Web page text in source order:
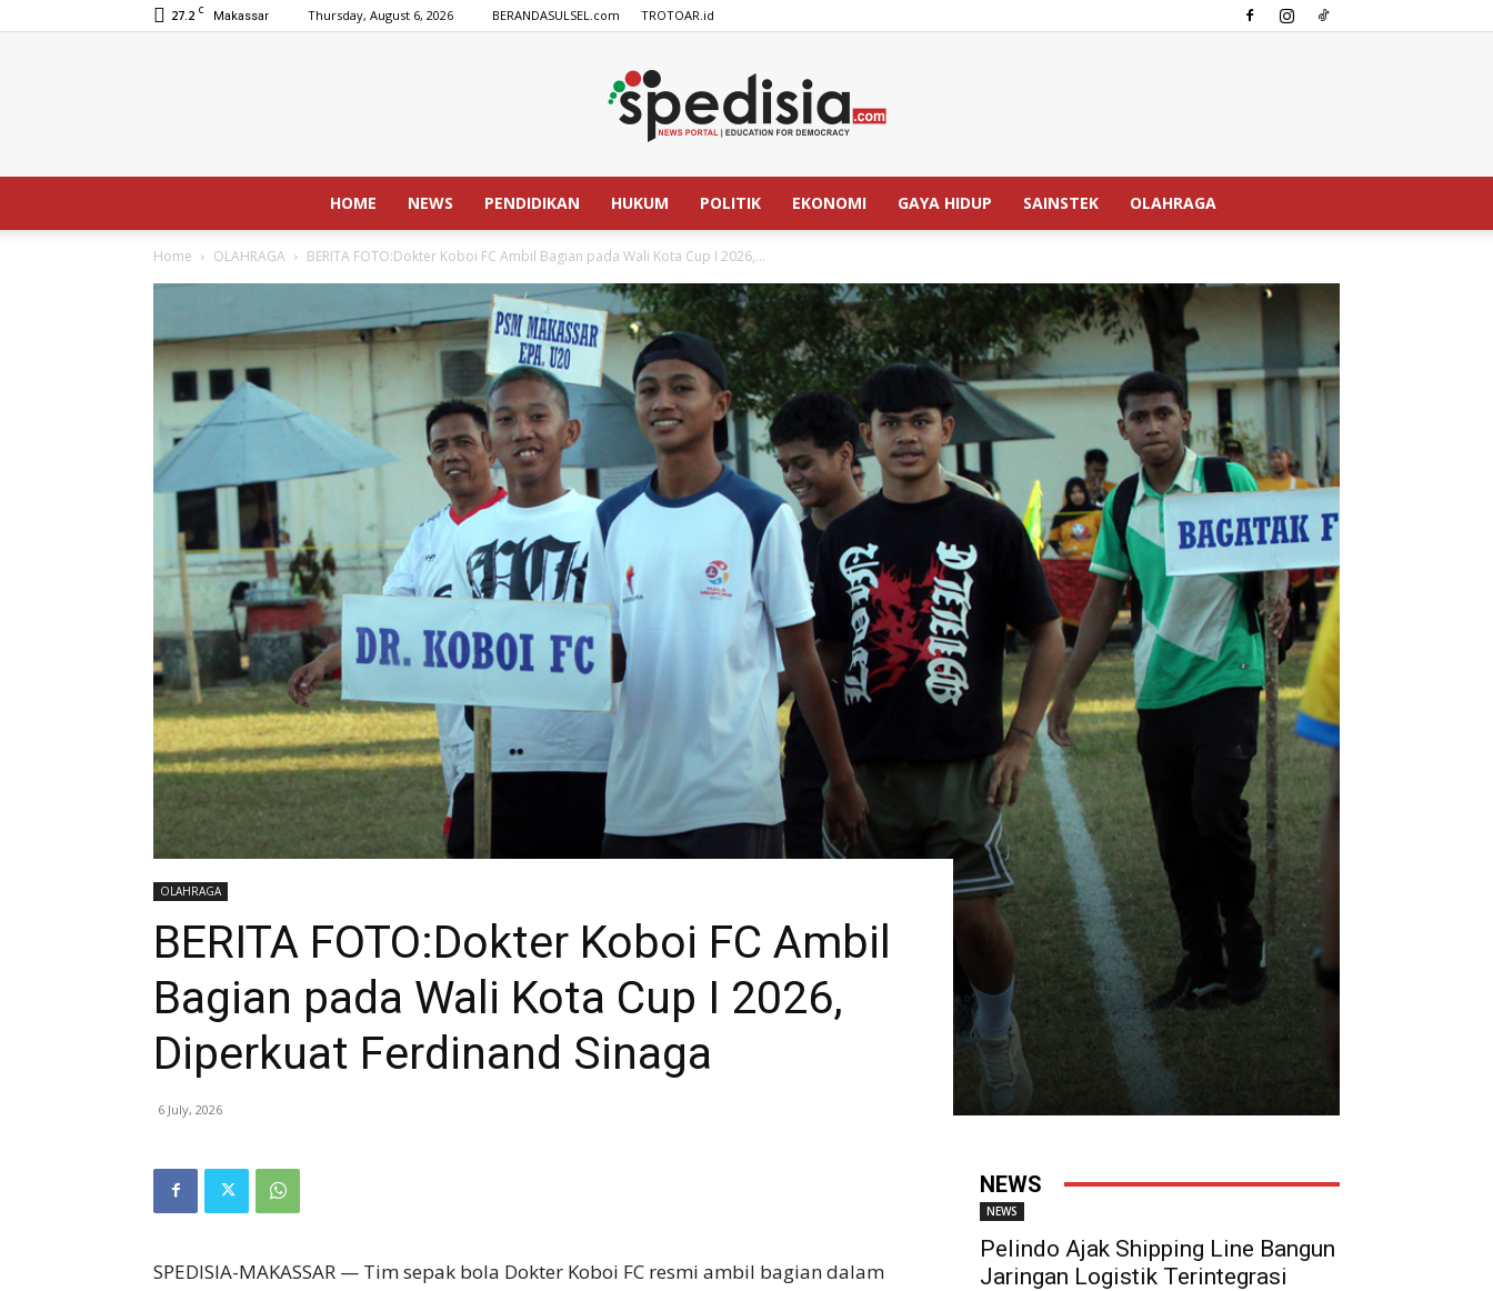
27.2 C Makassar Thursday, August 6, 2026 BERANDASULSEL.com TROTOAR.id
SPEDISIA.com
HOME NEWS PENDIDIKAN HUKUM POLITIK EKONOMI GAYA HIDUP SAINSTEK OLAHRAGA
Home OLAHRAGA BERITA FOTO:Dokter Koboi FC Ambil Bagian pada Wali Kota Cup I 2026,...
OLAHRAGA
BERITA FOTO:Dokter Koboi FC Ambil
Bagian pada Wali Kota Cup I 2026,
Diperkuat Ferdinand Sinaga
6 July, 2026
SPEDISIA-MAKASSAR — Tim sepak bola Dokter Koboi FC resmi ambil bagian dalam
NEWS
NEWS
Pelindo Ajak Shipping Line Bangun
Jaringan Logistik Terintegrasi